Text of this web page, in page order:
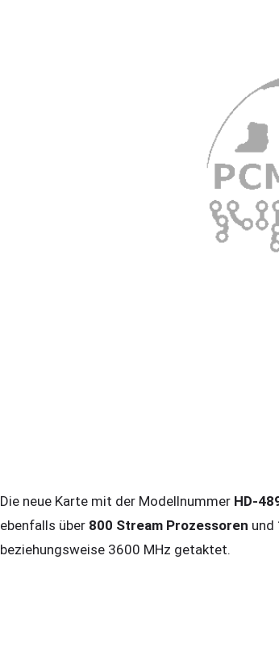
Die neue Karte mit der Modellnummer HD-
ebenfalls über 800 Stream Prozessoren und
beziehungsweise 3600 MHz getaktet.